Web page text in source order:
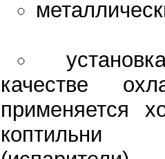
качестве
применяется
коптильни